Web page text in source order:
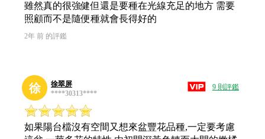
雖然真的很強健但還是要種在光線充足的地方 需要
照顧而不是隨便種就會長得好的
2年 前 的評鑑
徐
徐翠屏
****30313****
9 則評鑑
如果陽台檔沒有空間又想來盆豐花品種,一定要考慮